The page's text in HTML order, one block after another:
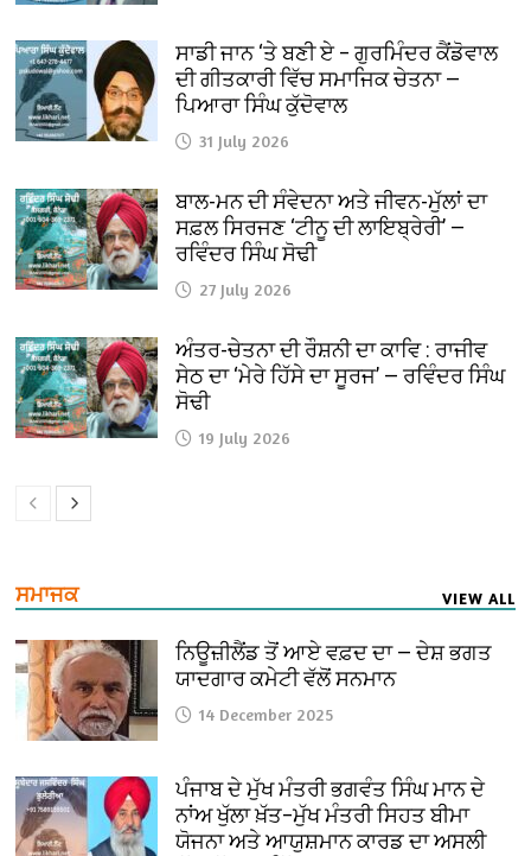
ਸਾਡੀ ਜਾਨ ‘ਤੇ ਬਣੀ ਏ – ਗੁਰਮਿੰਦਰ ਕੈਂਡੋਵਾਲ
ਦੀ ਗੀਤਕਾਰੀ ਵਿੱਚ ਸਮਾਜਿਕ ਚੇਤਨਾ —
ਪਿਆਰਾ ਸਿੰਘ ਕੁੱਦੋਵਾਲ
31 July 2026
ਬਾਲ-ਮਨ ਦੀ ਸੰਵੇਦਨਾ ਅਤੇ ਜੀਵਨ-ਮੁੱਲਾਂ ਦਾ
ਸਫ਼ਲ ਸਿਰਜਣ ‘ਟੀਨੂ ਦੀ ਲਾਇਬ੍ਰੇਰੀ’ —
ਰਵਿੰਦਰ ਸਿੰਘ ਸੋਢੀ
27 July 2026
ਅੰਤਰ-ਚੇਤਨਾ ਦੀ ਰੌਸ਼ਨੀ ਦਾ ਕਾਵਿ : ਰਾਜੀਵ
ਸੇਠ ਦਾ ‘ਮੇਰੇ ਹਿੱਸੇ ਦਾ ਸੂਰਜ’ — ਰਵਿੰਦਰ ਸਿੰਘ
ਸੋਢੀ
19 July 2026
ਸਮਾਜਕ VIEW ALL
ਨਿਊਜ਼ੀਲੈਂਡ ਤੋਂ ਆਏ ਵਫ਼ਦ ਦਾ — ਦੇਸ਼ ਭਗਤ
ਯਾਦਗਾਰ ਕਮੇਟੀ ਵੱਲੋਂ ਸਨਮਾਨ
14 December 2025
ਪੰਜਾਬ ਦੇ ਮੁੱਖ ਮੰਤਰੀ ਭਗਵੰਤ ਸਿੰਘ ਮਾਨ ਦੇ
ਨਾਂਅ ਖੁੱਲਾ ਖ਼ੱਤ–ਮੁੱਖ ਮੰਤਰੀ ਸਿਹਤ ਬੀਮਾ
ਯੋਜਨਾ ਅਤੇ ਆਯੁਸ਼ਮਾਨ ਕਾਰਡ ਦਾ ਅਸਲੀ